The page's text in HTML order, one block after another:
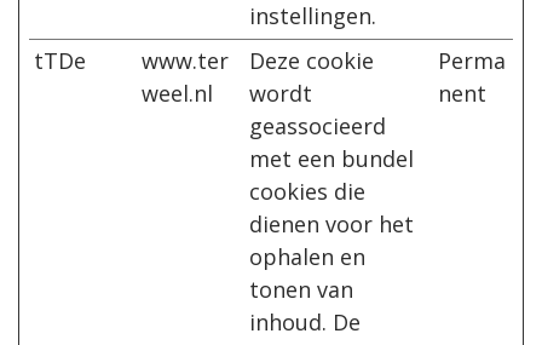
instellingen.
tTDe
www.ter
weel.nl
Deze cookie
wordt
geassocieerd
met een bundel
cookies die
dienen voor het
ophalen en
tonen van
inhoud. De
Perma
nent